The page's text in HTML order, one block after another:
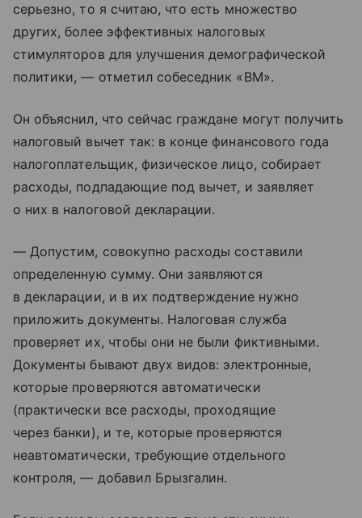
серьезно, то я считаю, что есть множество
других, более эффективных налоговых
стимуляторов для улучшения демографической
политики, — отметил собеседник «ВМ».
Он объяснил, что сейчас граждане могут получить
налоговый вычет так: в конце финансового года
налогоплательщик, физическое лицо, собирает
расходы, подпадающие под вычет, и заявляет
о них в налоговой декларации.
— Допустим, совокупно расходы составили
определенную сумму. Они заявляются
в декларации, и в их подтверждение нужно
приложить документы. Налоговая служба
проверяет их, чтобы они не были фиктивными.
Документы бывают двух видов: электронные,
которые проверяются автоматически
(практически все расходы, проходящие
через банки), и те, которые проверяются
неавтоматически, требующие отдельного
контроля, — добавил Брызгалин.